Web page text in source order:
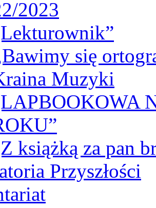
2023
się
Muzyki
książką za pan
Przyszłości